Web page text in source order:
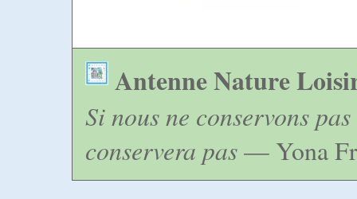
Antenne Nature
Si nous ne conservons
conservera pas— Yona